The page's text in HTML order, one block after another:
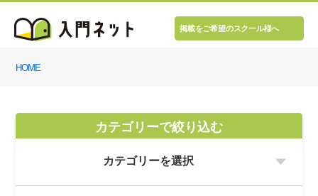
掲載をご希望のスクール様へ
HOME
カテゴリーで絞り込む